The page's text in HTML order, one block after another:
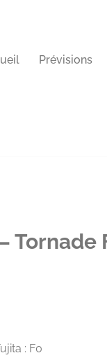
Prévisions
Tornade
: F0